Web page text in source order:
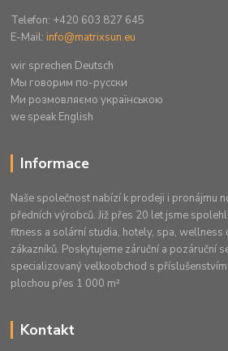
Telefon: +420 603 827 645
E-Mail: info@matrixsun.eu
wir sprechen Deutsch
Mы говорим по-русски
Ми розмовляємо українською
we speak English
Informace
Naše společnost nabízí k prodeji i pronájmu
předních výrobců. Již přes 20 let jsme
fitness a solární studia, hotely, spa, wellness
zákazníků. Poskytujeme záruční a pozáruční
specializovaný velkoobchod s
plochou přes 1 000 m²
Kontakt